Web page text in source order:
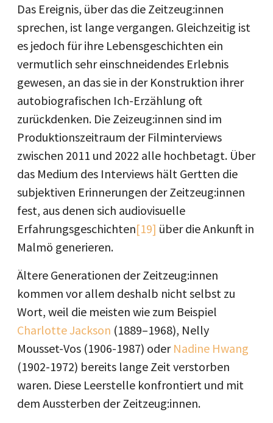
Das Ereignis, über das die Zeitzeug:innen
sprechen, ist lange vergangen. Gleichzeitig ist
es jedoch für ihre Lebensgeschichten ein
vermutlich sehr einschneidendes Erlebnis
gewesen, an das sie in der Konstruktion ihrer
autobiografischen Ich-Erzählung oft
zurückdenken. Die Zeizeug:innen sind im
Produktionszeitraum der Filminterviews
zwischen 2011 und 2022 alle hochbetagt. Über
das Medium des Interviews hält Gertten die
subjektiven Erinnerungen der Zeitzeug:innen
fest, aus denen sich audiovisuelle
Erfahrungsgeschichten[19] über die Ankunft in
Malmö generieren.
Ältere Generationen der Zeitzeug:innen
kommen vor allem deshalb nicht selbst zu
Wort, weil die meisten wie zum Beispiel
Charlotte Jackson (1889–1968), Nelly
Mousset-Vos (1906-1987) oder Nadine Hwang
(1902-1972) bereits lange Zeit verstorben
waren. Diese Leerstelle konfrontiert und mit
dem Aussterben der Zeitzeug:innen.